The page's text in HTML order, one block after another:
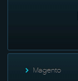
Magento